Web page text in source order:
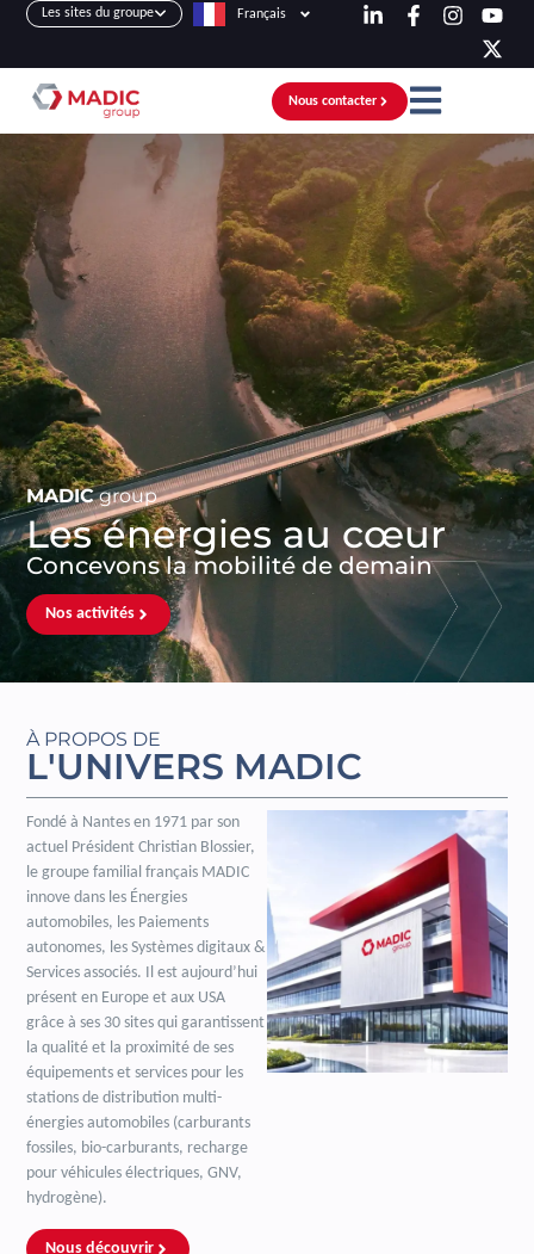
Les sites du groupe Français
Nous contacter
MADIC group
Les énergies au cœur
Concevons la mobilité de demain
Nos activités
À PROPOS DE
L'UNIVERS MADIC
Fondé à Nantes en 1971 par son
actuel Président Christian Blossier,
le groupe familial français MADIC
innove dans les Énergies
automobiles, les Paiements
autonomes, les Systèmes digitaux &
Services associés. Il est aujourd’hui
présent en Europe et aux USA
grâce à ses 30 sites qui garantissent
la qualité et la proximité de ses
équipements et services pour les
stations de distribution multi-
énergies automobiles (carburants
fossiles, bio-carburants, recharge
pour véhicules électriques, GNV,
hydrogène).
Nous découvrir